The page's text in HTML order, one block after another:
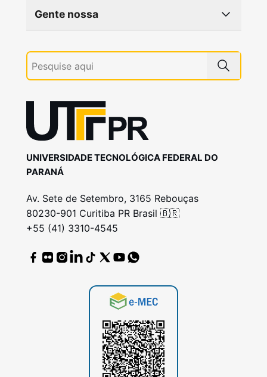
Gente nossa
UNIVERSIDADE TECNOLÓGICA FEDERAL DO
PARANÁ
Av. Sete de Setembro, 3165 Rebouças
80230-901 Curitiba PR Brasil 🇧🇷
+55 (41) 3310-4545